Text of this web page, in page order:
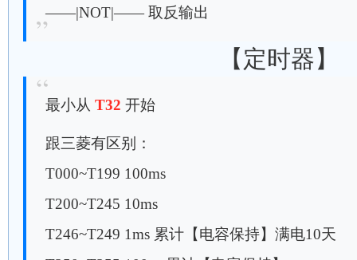
——|NOT|—— 取反输出
【定时器】
最小从 T32 开始
跟三菱有区别：
T000~T199 100ms
T200~T245 10ms
T246~T249 1ms 累计【电容保持】满电10天